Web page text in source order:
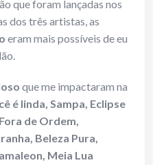
que foram lançadas nos
dos três artistas, as
eram mais possíveis de eu
que me impactaram na
é linda, Sampa, Eclipse
de Ordem,
Beleza Pura,
Meia Lua